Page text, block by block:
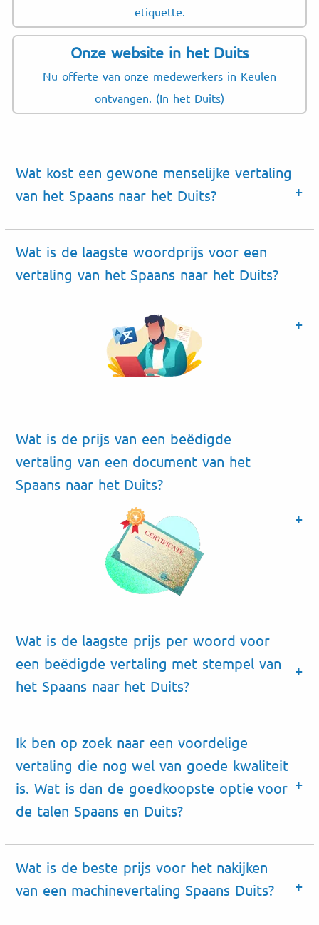
etiquette.
Onze website in het Duits
Nu offerte van onze medewerkers in Keulen
ontvangen. (In het Duits)
Wat kost een gewone menselijke vertaling
van het Spaans naar het Duits?
Wat is de laagste woordprijs voor een
vertaling van het Spaans naar het Duits?
Wat is de prijs van een beëdigde
vertaling van een document van het
Spaans naar het Duits?
Wat is de laagste prijs per woord voor
een beëdigde vertaling met stempel van
het Spaans naar het Duits?
Ik ben op zoek naar een voordelige
vertaling die nog wel van goede kwaliteit
is. Wat is dan de goedkoopste optie voor
de talen Spaans en Duits?
Wat is de beste prijs voor het nakijken
van een machinevertaling Spaans Duits?